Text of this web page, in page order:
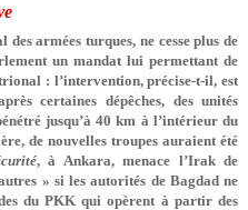
armées turques, ne cesse plus de
un mandat lui permettant de
: l’intervention, précise-t-il, est
certaines dépêches, des unités
jusqu’à 40 km à l’intérieur du
de nouvelles troupes auraient été
, à Ankara, menace l’Irak de
» si les autorités de Bagdad ne
du PKK qui opèrent à partir des